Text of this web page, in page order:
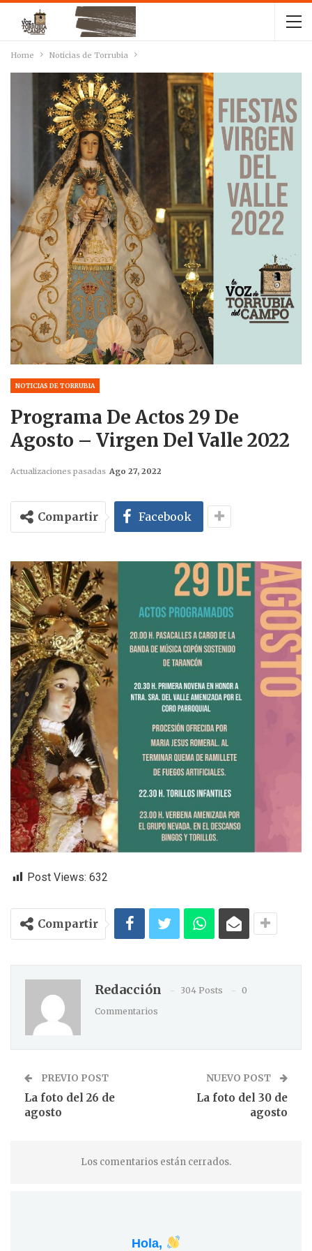
Home Noticias de Torrubia
NOTICIAS DE TORRUBIA
Programa De Actos 29 De
Agosto – Virgen Del Valle 2022
Actualizaciones pasadas Ago 27, 2022
Compartir Facebook
Post Views: 632
Compartir
Redacción 304 Posts
0
Commentarios
PREVIO POST
La foto del 26 de
agosto
NUEVO POST
La foto del 30 de
agosto
Los comentarios están cerrados.
Hola,